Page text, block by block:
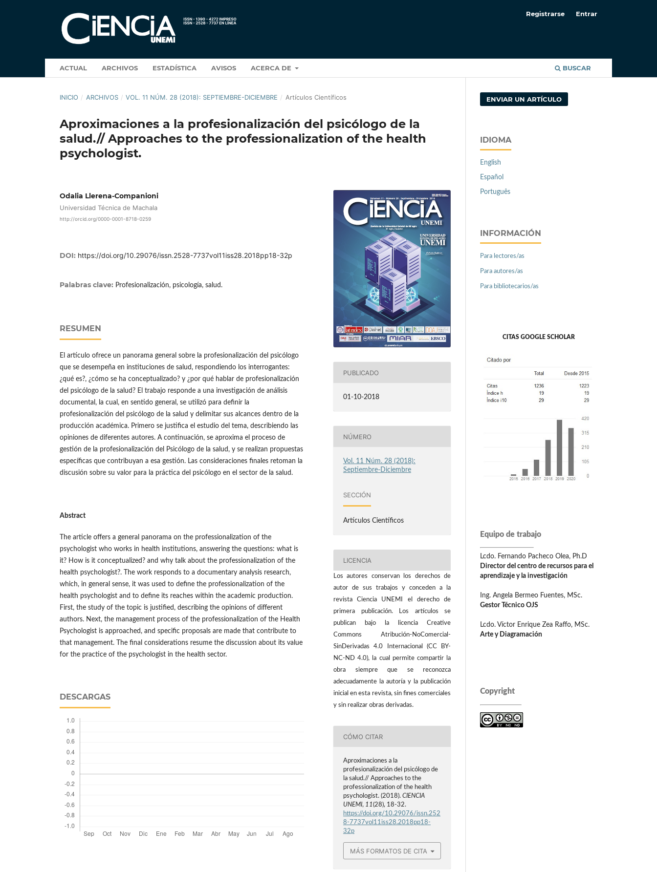
ACTUAL ARCHIVOS ESTADÍSTICA AVISOS ACERCA DE BUSCAR
Registrarse Entrar
INICIO / ARCHIVOS / VOL. 11 NÚM. 28 (2018): SEPTIEMBRE-DICIEMBRE / Artículos Científicos
Aproximaciones a la profesionalización del psicólogo de la
salud.// Approaches to the professionalization of the health
psychologist.
Odalia Llerena-Companioni
Universidad Técnica de Machala
http://orcid.org/0000-0001-8718-0259
DOI: https://doi.org/10.29076/issn.2528-7737vol11iss28.2018pp18-32p
Palabras clave: Profesionalización, psicología, salud.
RESUMEN
El artículo ofrece un panorama general sobre la profesionalización del psicólogo
que se desempeña en instituciones de salud, respondiendo los interrogantes:
¿qué es?, ¿cómo se ha conceptualizado? y ¿por qué hablar de profesionalización
del psicólogo de la salud? El trabajo responde a una investigación de análisis
documental, la cual, en sentido general, se utilizó para definir la
profesionalización del psicólogo de la salud y delimitar sus alcances dentro de la
producción académica. Primero se justifica el estudio del tema, describiendo las
opiniones de diferentes autores. A continuación, se aproxima el proceso de
gestión de la profesionalización del Psicólogo de la salud, y se realizan propuestas
específicas que contribuyan a esa gestión. Las consideraciones finales retoman la
discusión sobre su valor para la práctica del psicólogo en el sector de la salud.
Abstract
The article offers a general panorama on the professionalization of the
psychologist who works in health institutions, answering the questions: what is
it? How is it conceptualized? and why talk about the professionalization of the
health psychologist?. The work responds to a documentary analysis research,
which, in general sense, it was used to define the professionalization of the
health psychologist and to define its reaches within the academic production.
First, the study of the topic is justified, describing the opinions of different
authors. Next, the management process of the professionalization of the Health
Psychologist is approached, and specific proposals are made that contribute to
that management. The final considerations resume the discussion about its value
for the practice of the psychologist in the health sector.
DESCARGAS
PUBLICADO
01-10-2018
NÚMERO
Vol. 11 Núm. 28 (2018):
Septiembre-Diciembre
SECCIÓN
Artículos Científicos
LICENCIA
Los autores conservan los derechos de
autor de sus trabajos y conceden a la
revista Ciencia UNEMI el derecho de
primera publicación. Los artículos se
publican bajo la licencia Creative
Commons Atribución-NoComercial-
SinDerivadas 4.0 Internacional (CC BY-
NC-ND 4.0), la cual permite compartir la
obra siempre que se reconozca
adecuadamente la autoría y la publicación
inicial en esta revista, sin fines comerciales
y sin realizar obras derivadas.
CÓMO CITAR
Aproximaciones a la
profesionalización del psicólogo de
la salud.// Approaches to the
professionalization of the health
psychologist. (2018).CIENCIA
UNEMI, 11(28), 18-32.
https://doi.org/10.29076/issn.252
8-7737vol11iss28.2018pp18-
32p
MÁS FORMATOS DE CITA
ENVIAR UN ARTÍCULO
IDIOMA
English
Español
Português
INFORMACIÓN
Para lectores/as
Para autores/as
Para bibliotecarios/as
CITAS GOOGLE SCHOLAR
Equipo de trabajo
Lcdo. Fernando Pacheco Olea, Ph.D
Director del centro de recursos para el
aprendizaje y la investigación
Ing. Angela Bermeo Fuentes, MSc.
Gestor Técnico OJS
Lcdo. Víctor Enrique Zea Raffo, MSc.
Arte y Diagramación
Copyright